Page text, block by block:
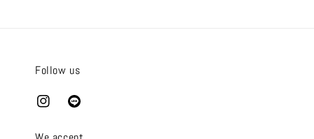
Follow us